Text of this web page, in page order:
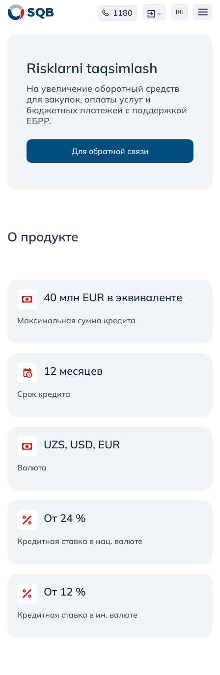
1180 RU
Risklarni taqsimlash
На увеличение оборотный средств
для закупок, оплаты услуг и
бюджетных платежей с поддержкой
ЕБРР.
Для обратной связи
О продукте
40 млн EUR в эквиваленте
Максимальная сумма кредита
12 месяцев
Срок кредита
UZS, USD, EUR
Валюта
От 24 %
Кредитная ставка в нац. валюте
От 12 %
Кредитная ставка в ин. валюте